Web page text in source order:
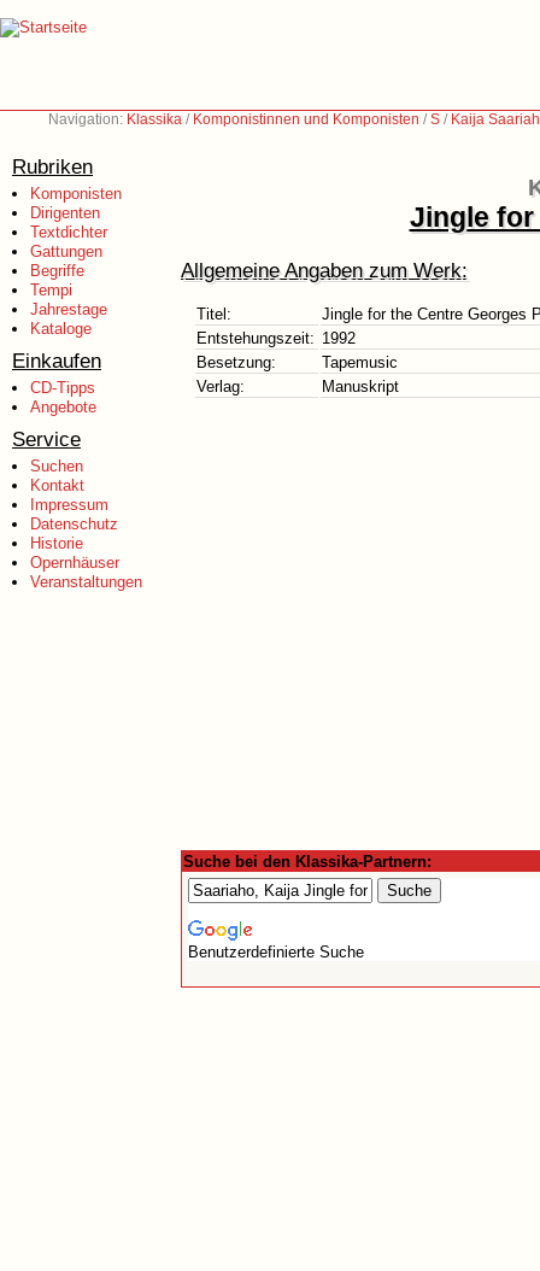
Navigation: Klassika / Komponistinnen und Komponisten /S / Kaija
Rubriken
Komponisten
Dirigenten
Textdichter
Gattungen
Begriffe
Tempi
Jahrestage
Kataloge
Einkaufen
CD-Tipps
Angebote
Service
Suchen
Kontakt
Impressum
Datenschutz
Historie
Opernhäuser
Veranstaltungen
Jingle for
Allgemeine Angaben zum Werk:
Titel:
Jingle for the Centre Georges
Entstehungszeit: 1992
Besetzung:
Tapemusic
Verlag:
Manuskript
Suche bei den Klassika-Partnern:
Benutzerdefinierte Suche